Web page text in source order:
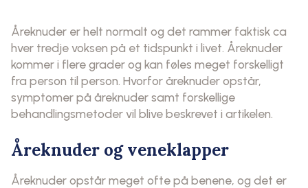
Åreknuder er helt normalt og det rammer faktisk ca
hver tredje voksen på et tidspunkt i livet. Åreknuder
kommer i flere grader og kan føles meget forskelligt
fra person til person. Hvorfor åreknuder opstår,
symptomer på åreknuder samt forskellige
behandlingsmetoder vil blive beskrevet i artikelen.
Åreknuder og veneklapper
Åreknuder opstår meget ofte på benene, og det er